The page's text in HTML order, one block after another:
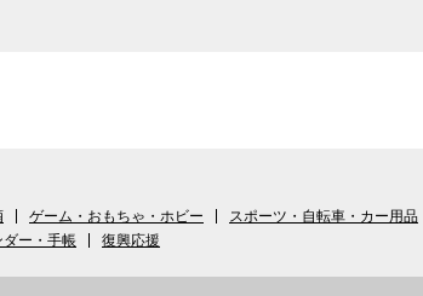
ゲーム・おもちゃ・ホビー スポーツ・自転車・カー用品
ー・手帳 復興応援